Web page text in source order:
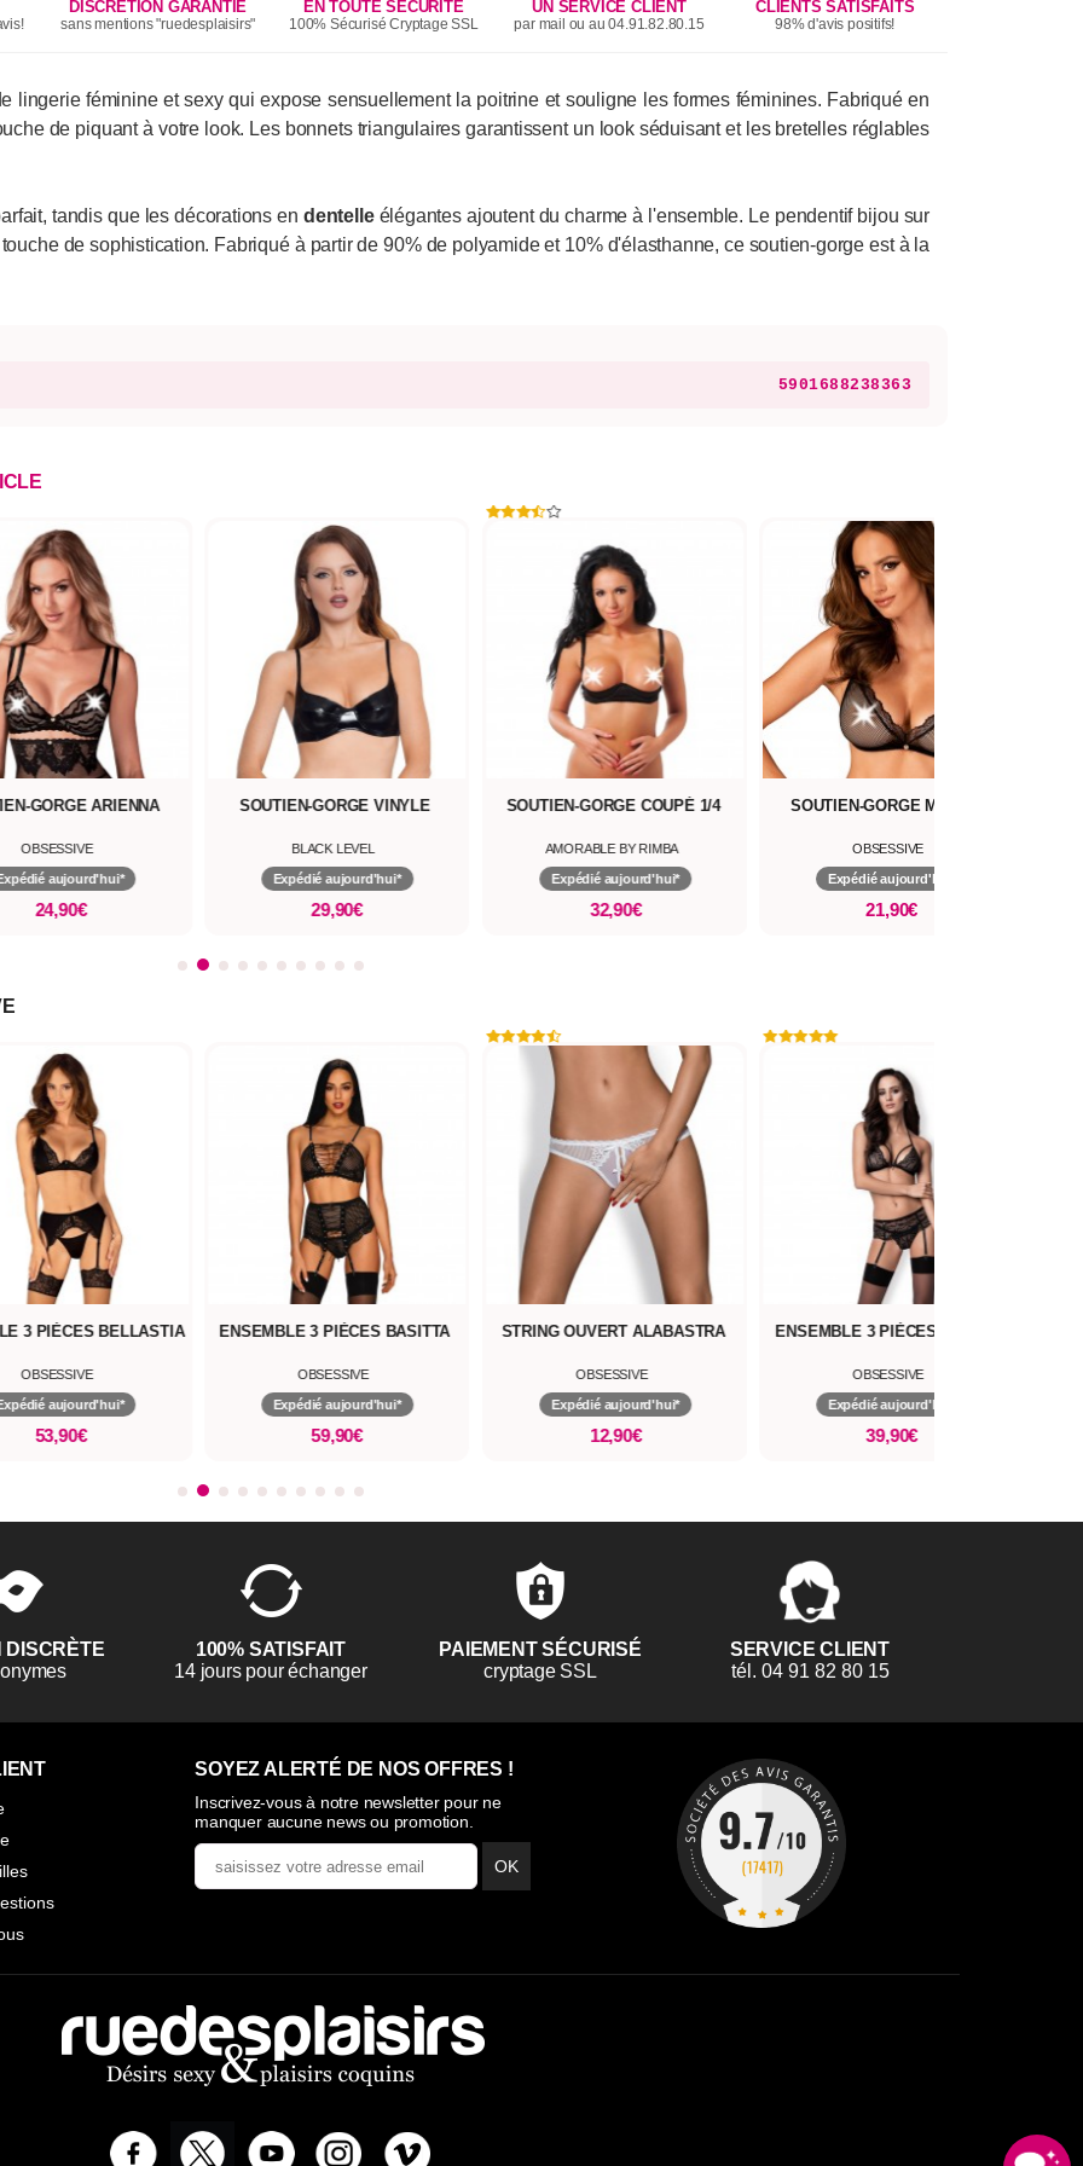
DISCRÉTION GARANTIE
sans mentions "ruedesplaisirs"
EN TOUTE SÉCURITÉ
100% Sécurisé Cryptage SSL
UN SERVICE CLIENT
par mail ou au 04.91.82.80.15
CLIENTS SATISFAITS
98% d'avis positifs!
lingerie féminine et sexy qui expose sensuellement la poitrine et souligne les formes féminines. Fabriqué en
de piquant à votre look. Les bonnets triangulaires garantissent un look séduisant et les bretelles réglables
tandis que les décorations en dentelleélégantes ajoutent du charme à l'ensemble. Le pendentif bijou sur
de sophistication. Fabriqué à partir de 90% de polyamide et 10% d'élasthanne, ce soutien-gorge est à la
5901688238363
GORGE ARIENNA
OBSESSIVE
aujourd'hui*
24,90€
SOUTIEN-GORGE VINYLE
BLACK LEVEL
Expédié aujourd'hui*
29,90€
SOUTIEN-GORGE COUPÉ 1/4
AMORABLE BY RIMBA
Expédié aujourd'hui*
32,90€
SOUTIEN-GORGE MIBELIA
OBSESSIVE
Expédié aujourd'hui*
21,90€
3 PIÈCES BELLASTIA
OBSESSIVE
aujourd'hui*
53,90€
ENSEMBLE 3 PIÈCES BASITTA
OBSESSIVE
Expédié aujourd'hui*
59,90€
STRING OUVERT ALABASTRA
OBSESSIVE
Expédié aujourd'hui*
12,90€
ENSEMBLE 3 PIÈCES 838-SEG
OBSESSIVE
Expédié aujourd'hui*
39,90€
DISCRÈTE
100% SATISFAIT
14 jours pour échanger
PAIEMENT SÉCURISÉ
cryptage SSL
SERVICE CLIENT
tél. 04 91 82 80 15
SOYEZ ALERTÉ DE NOS OFFRES !
Inscrivez-vous à notre newsletter pour ne
manquer aucune news ou promotion.
OK